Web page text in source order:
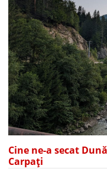
Cine ne-a secat
Carpați